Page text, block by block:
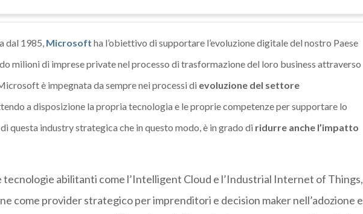
dal 1985, Microsoft ha l’obiettivo di supportare l’evoluzione digitale del nostro Paese
milioni di imprese private nel processo di trasformazione del loro business attraverso
è impegnata da sempre nei processi di evoluzione del settore
a disposizione la propria tecnologia e le proprie competenze per supportare lo
questa industry strategica che in questo modo, è in grado di ridurre anche l’impatto
tecnologie abilitanti come l’Intelligent Cloud e l’Industrial Internet of Things,
come provider strategico per imprenditori e decision maker nell’adozione e